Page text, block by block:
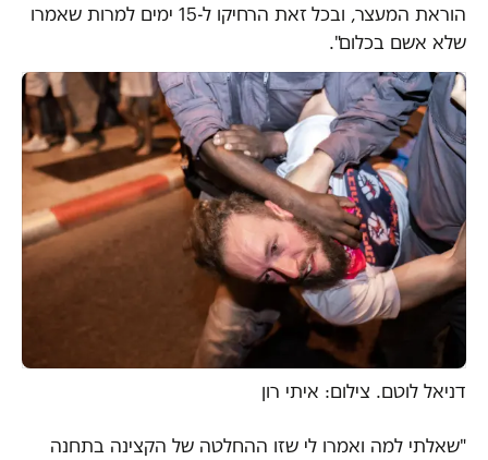
הוראת המעצר, ובכל זאת הרחיקו ל-15 ימים למרות שאמרו
שלא אשם בכלום".
דניאל לוטם. צילום: איתי רון
"שאלתי למה ואמרו לי שזו ההחלטה של הקצינה בתחנה